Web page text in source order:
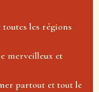
toutes les régions
merveilleux et
partout et tout le